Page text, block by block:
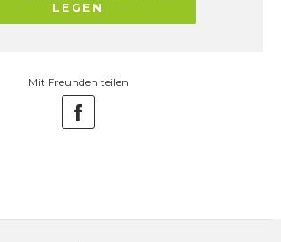
LEGEN
Mit Freunden teilen